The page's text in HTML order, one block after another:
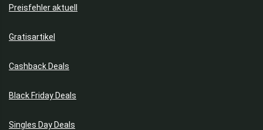
Preisfehler aktuell
Gratisartikel
Cashback Deals
Black Friday Deals
Singles Day Deals